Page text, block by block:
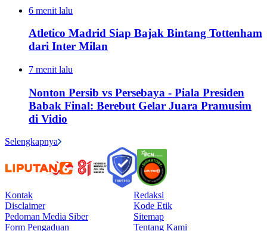
6 menit lalu
Atletico Madrid Siap Bajak Bintang Tottenham
dari Inter Milan
7 menit lalu
Nonton Persib vs Persebaya - Piala Presiden
Babak Final: Berebut Gelar Juara Pramusim
di Vidio
Selengkapnya
Kontak
Redaksi
Disclaimer
Kode Etik
Pedoman Media Siber
Sitemap
Form Pengaduan
Tentang Kami